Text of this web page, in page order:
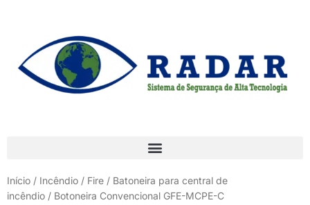
Início / Incêndio / Fire / Batoneira para central de
incêndio / Botoneira Convencional GFE-MCPE-C